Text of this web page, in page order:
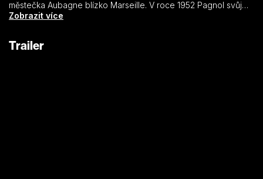
městečka Aubagne blízko Marseille. V roce 1952 Pagnol svůj
román sám zfilmoval pod názvem Manon od pramene.
Brachem, ke kameře si pozval renomovaného kameramana
Zobrazit více
Trailer